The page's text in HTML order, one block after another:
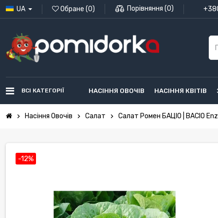
UA Обране (0) Порівняння (0)
ВСІ КАТЕГОРІЇ НАСІННЯ ОВОЧІВ НАСІННЯ КВІТІВ
chevron_right Насіння Овочів chevron_right Салат chevron_right Салат Ромен БАЦІО | BACIO
-12%